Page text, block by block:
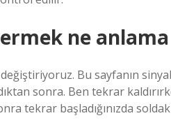
ne
Bu sayfanın
sonra. Ben tekrar
tekrar başladığınızda